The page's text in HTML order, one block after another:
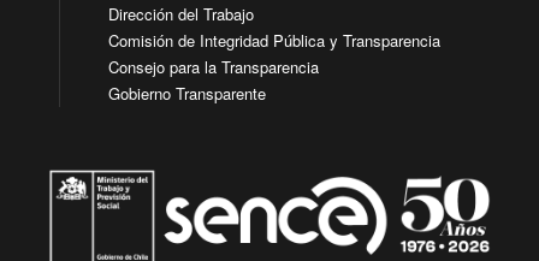
Dirección del Trabajo
Comisión de Integridad Pública y Transparencia
Consejo para la Transparencia
Gobierno Transparente